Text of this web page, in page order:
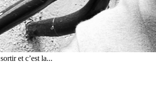
et c’est la...